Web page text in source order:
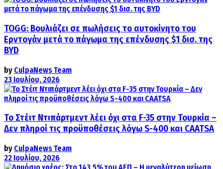
TOGG: Βουλιάζει σε πωλήσεις το αυτοκίνητο του
Ερντογάν μετά το πάγωμα της επένδυσης $1 δισ. της
BYD
by CulpaNews Team
23 Ιουλίου, 2026
Το Στέιτ Ντιπάρτμεντ λέει όχι στα F-35 στην Τουρκία –
Δεν πληροί τις προϋποθέσεις λόγω S-400 και CAATSA
by CulpaNews Team
22 Ιουλίου, 2026